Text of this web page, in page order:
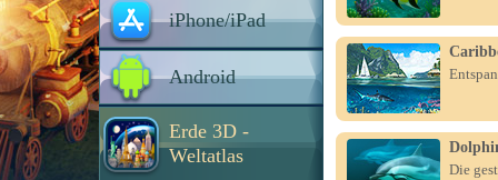
iPhone/iPad
Android
Erde 3D -
Weltatlas
Die